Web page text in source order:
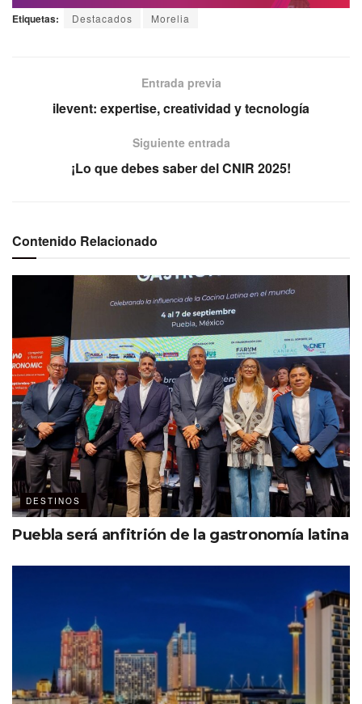
Etiquetas: Destacados Morelia
Entrada previa
ilevent: expertise, creatividad y tecnología
Siguiente entrada
¡Lo que debes saber del CNIR 2025!
Contenido Relacionado
DESTINOS
Puebla será anfitrión de la gastronomía latina